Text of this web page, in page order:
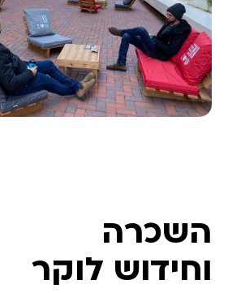
השכרה
וחידוש לוקר